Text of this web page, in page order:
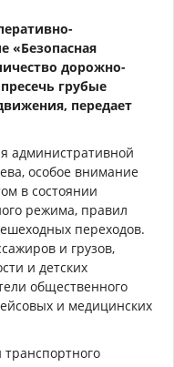
«Безопасная
дорожно-
грубые
передает
административной
особое внимание
в состоянии
режима, правил
переходов.
и грузов,
и детских
общественного
и медицинских
транспортного